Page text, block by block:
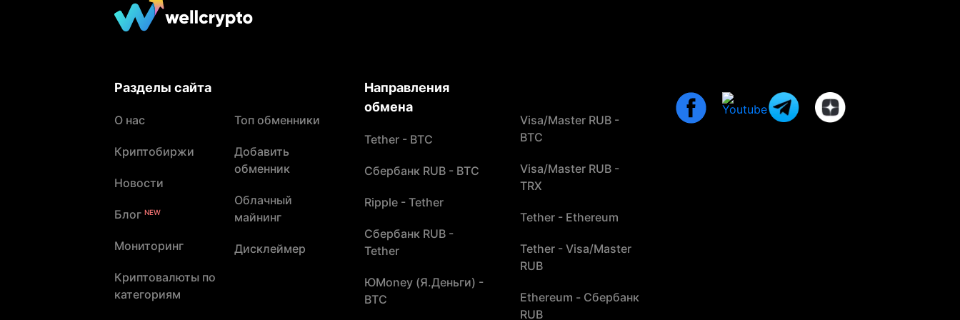
Разделы сайта
О нас
Криптобиржи
Новости
Блог NEW
Мониторинг
Криптовалюты по
категориям
Топ обменники
Добавить
обменник
Облачный
майнинг
Дисклеймер
Направления
обмена
Tether - BTC
Сбербанк RUB - BTC
Ripple - Tether
Сбербанк RUB -
Tether
ЮMoney (Я.Деньги) -
BTC
Visa/Master RUB -
BTC
Visa/Master RUB -
TRX
Tether - Ethereum
Tether - Visa/Master
RUB
Ethereum - Сбербанк
RUB